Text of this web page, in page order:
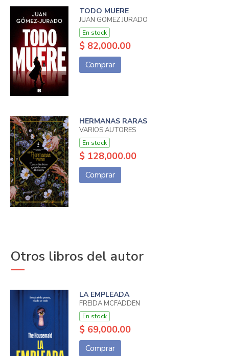
TODO MUERE
JUAN GÓMEZ JURADO
En stock
$ 82,000.00
Comprar
HERMANAS RARAS
VARIOS AUTORES
En stock
$ 128,000.00
Comprar
Otros libros del autor
LA EMPLEADA
FREIDA MCFADDEN
En stock
$ 69,000.00
Comprar